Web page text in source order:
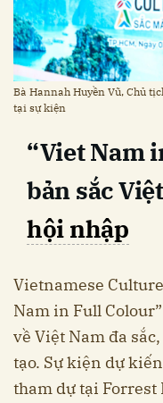
Bà Hannah Huyền Vũ, Chủ
tại sự kiện
“Viet Nam
bản sắc
hội nhập
Vietnamese
Nam in Full
về Việt Nam đa
tạo. Sự kiện dự
tham dự tại Forrest